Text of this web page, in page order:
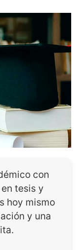
con
tesis y
hoy mismo
y una